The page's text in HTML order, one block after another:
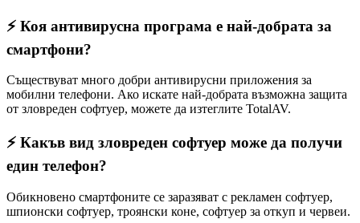
⚡ Коя антивирусна програма е най-добрата за
смартфони?
Съществуват много добри антивирусни приложения за
мобилни телефони. Ако искате най-добрата възможна защита
от зловреден софтуер, можете да изтеглите TotalAV.
⚡ Какъв вид зловреден софтуер може да получи
един телефон?
Обикновено смартфоните се заразяват с рекламен софтуер,
шпионски софтуер, троянски коне, софтуер за откуп и червеи.